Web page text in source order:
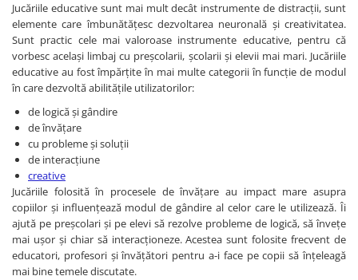
Purple Cow
Raduka
Ravensburger
Schmidt
Sequin Art
Silverlit
Simba
Smoby
Spin Master
Stragoo Games
Sycomore
Jucăriile educative sunt mai mult decât instrumente de distracții, sunt
elemente care îmbunătăţesc dezvoltarea neuronală şi creativitatea.
Sunt practic cele mai valoroase instrumente educative, pentru că
vorbesc același limbaj cu preşcolarii, şcolarii şi elevii mai mari. Jucăriile
educative au fost împărţite în mai multe categorii în funcţie de modul
în care dezvoltă abilităţile utilizatorilor:
de logică şi gândire
de învăţare
cu probleme şi soluţii
de interacţiune
creative
Jucăriile folosită în procesele de învățare au impact mare asupra
copiilor şi influențează modul de gândire al celor care le utilizează. Îi
ajută pe preşcolari şi pe elevi să rezolve probleme de logică, să înveţe
mai uşor şi chiar să interacționeze. Acestea sunt folosite frecvent de
educatori, profesori şi învăţători pentru a-i face pe copii să înţeleagă
mai bine temele discutate.